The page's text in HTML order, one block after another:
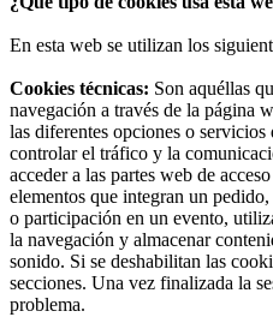
En esta web se utilizan los
Cookies técnicas: Son aquéllas
navegación a través de la página
las diferentes opciones o
controlar el tráfico y la
acceder a las partes web de
elementos que integran un
o participación en un evento,
la navegación y almacenar
sonido. Si se deshabilitan las
secciones. Una vez finalizada la
problema.